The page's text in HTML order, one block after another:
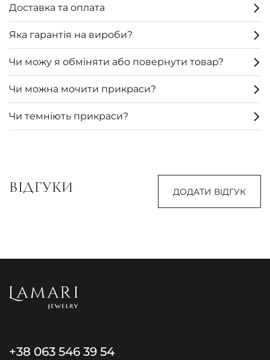
Доставка та оплата
Яка гарантія на вироби?
Чи можу я обміняти або повернути товар?
Чи можна мочити прикраси?
Чи темніють прикраси?
ВІДГУКИ ДОДАТИ ВІДГУК
+38 063 546 39 54